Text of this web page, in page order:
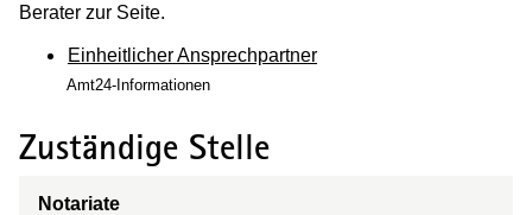
Berater zur Seite.
Einheitlicher Ansprechpartner
Amt24-Informationen
Zuständige Stelle
Notariate